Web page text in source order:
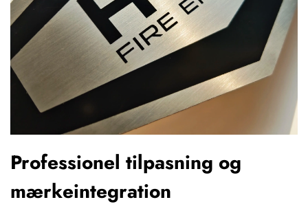
Professionel tilpasning og
mærkeintegration